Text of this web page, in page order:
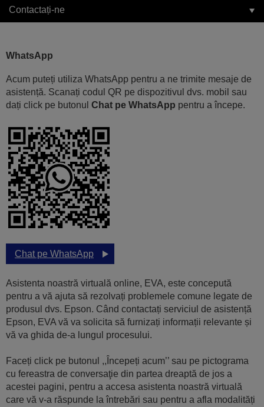
Contactați-ne
WhatsApp
Acum puteți utiliza WhatsApp pentru a ne trimite mesaje de
asistență. Scanați codul QR pe dispozitivul dvs. mobil sau
dați click pe butonul Chat pe WhatsApp pentru a începe.
Chat pe WhatsApp
Asistenta noastră virtuală online, EVA, este concepută
pentru a vă ajuta să rezolvați problemele comune legate de
produsul dvs. Epson. Când contactați serviciul de asistență
Epson, EVA vă va solicita să furnizați informații relevante și
vă va ghida de-a lungul procesului.
Faceți click pe butonul ,,Începeți acum’’ sau pe pictograma
cu fereastra de conversaţie din partea dreaptă de jos a
acestei pagini, pentru a accesa asistenta noastră virtuală
care vă v-a răspunde la întrebări sau pentru a afla modalități